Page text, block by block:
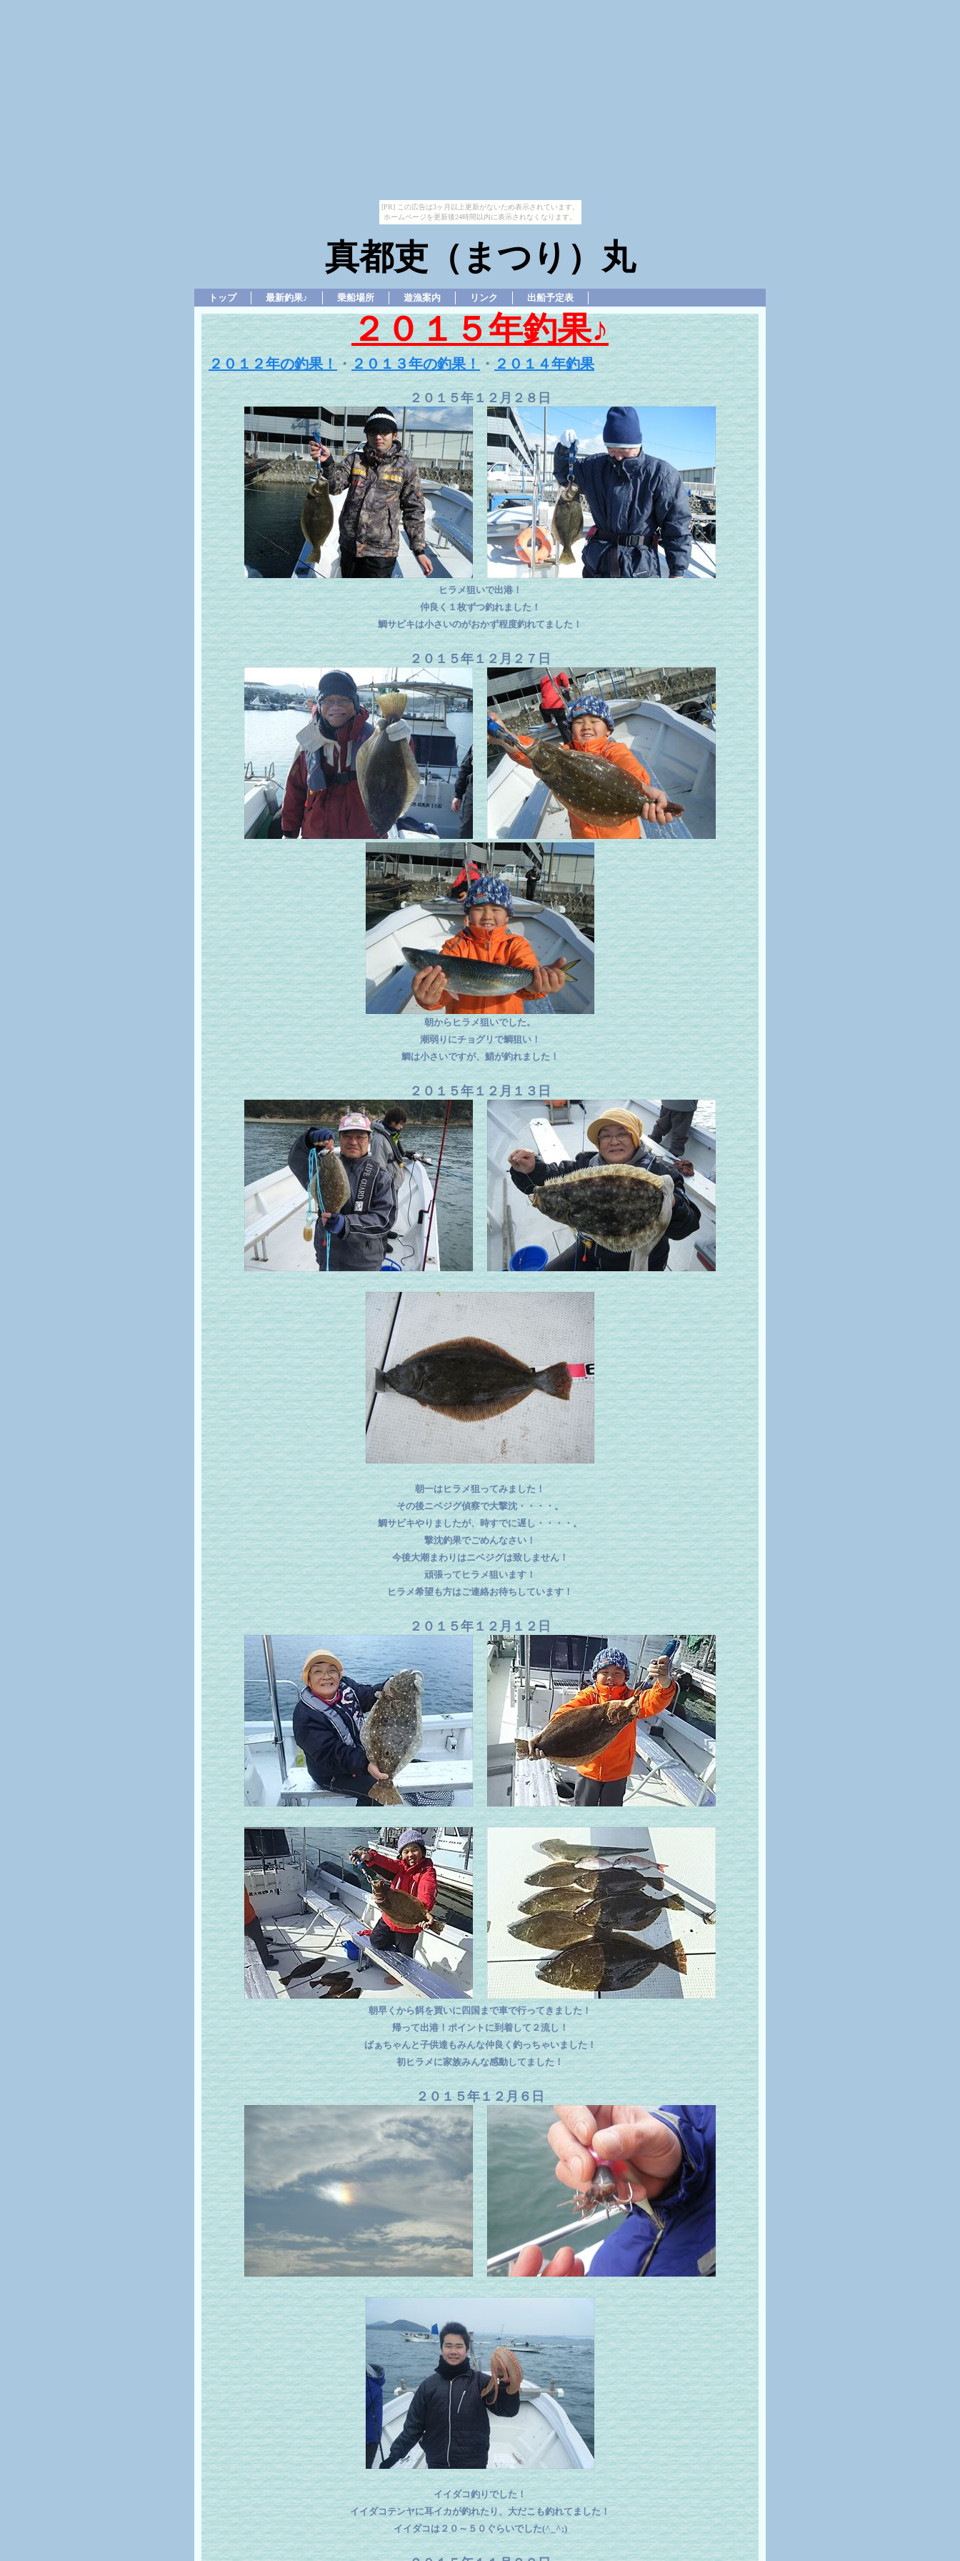
[PR] この広告は3ヶ月以上更新がないため表示されています。
ホームページを更新後24時間以内に表示されなくなります。
真都吏（まつり）丸
トップ 最新釣果♪ 乗船場所 遊漁案内 リンク 出船予定表
２０１５年釣果♪
２０１２年の釣果！・２０１３年の釣果！ ・２０１４年釣果
２０１５年１２月２８日
ヒラメ狙いで出港！
仲良く１枚ずつ釣れました！
鯛サビキは小さいのがおかず程度釣れてました！
２０１５年１２月２７日
朝からヒラメ狙いでした。
潮弱りにチョグリで鯛狙い！
鯛は小さいですが、鯖が釣れました！
２０１５年１２月１３日
朝一はヒラメ狙ってみました！
その後ニベジグ偵察で大撃沈・・・・。
鯛サビキやりましたが、時すでに遅し・・・・。
撃沈釣果でごめんなさい！
今後大潮まわりはニベジグは致しません！
頑張ってヒラメ狙います！
ヒラメ希望も方はご連絡お待ちしています！
２０１５年１２月１２日
朝早くから餌を買いに四国まで車で行ってきました！
帰って出港！ポイントに到着して２流し！
ばぁちゃんと子供達もみんな仲良く釣っちゃいました！
初ヒラメに家族みんな感動してました！
２０１５年１２月６日
イイダコ釣りでした！
イイダコテンヤに耳イカが釣れたり、大だこも釣れてました！
イイダコは２０～５０ぐらいでした(^_^;)